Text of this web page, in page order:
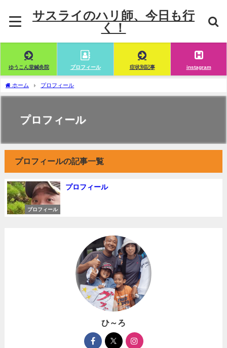
サスライのハリ師、今日も行
く！
ゆうこん堂鍼灸院 プロフィール 症状別記事 instagram
ホーム プロフィール
プロフィール
プロフィールの記事一覧
プロフィール
プロフィール
ひ～ろ